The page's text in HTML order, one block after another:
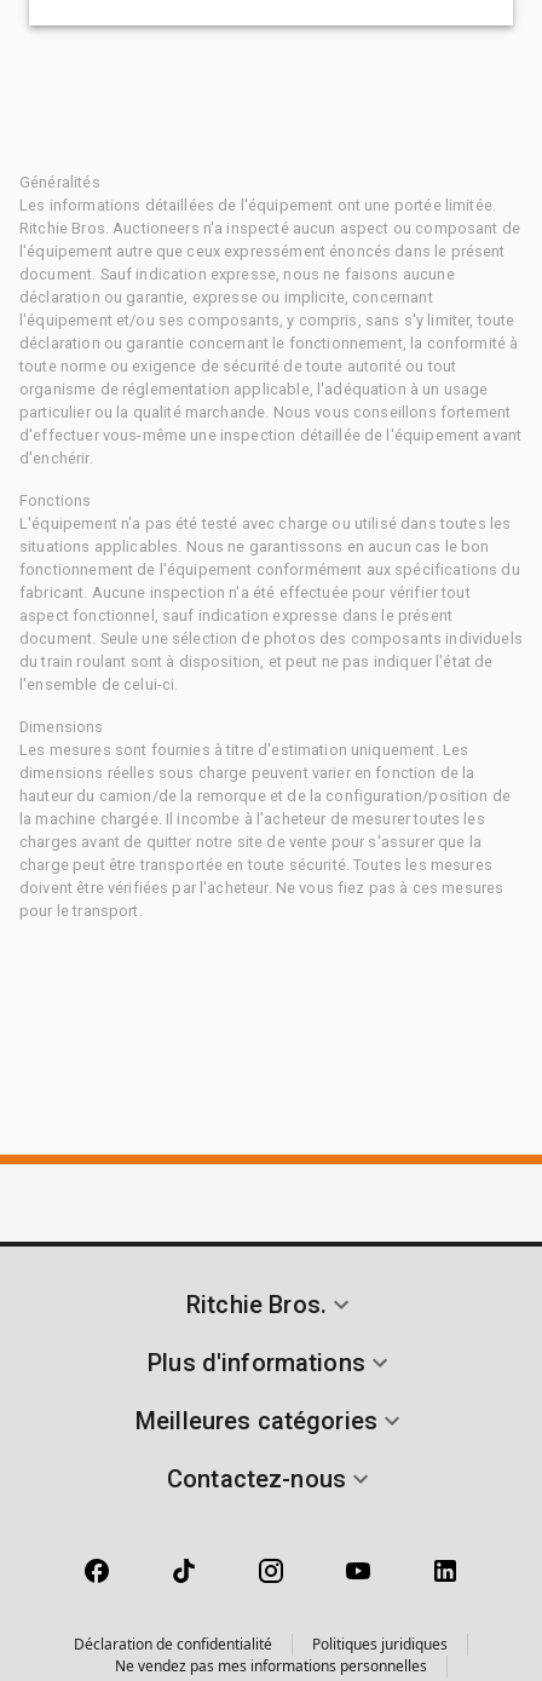
Généralités
Les informations détaillées de l'équipement ont une portée limitée.
Ritchie Bros. Auctioneers n'a inspecté aucun aspect ou composant de
l'équipement autre que ceux expressément énoncés dans le présent
document. Sauf indication expresse, nous ne faisons aucune
déclaration ou garantie, expresse ou implicite, concernant
l'équipement et/ou ses composants, y compris, sans s'y limiter, toute
déclaration ou garantie concernant le fonctionnement, la conformité à
toute norme ou exigence de sécurité de toute autorité ou tout
organisme de réglementation applicable, l'adéquation à un usage
particulier ou la qualité marchande. Nous vous conseillons fortement
d'effectuer vous-même une inspection détaillée de l'équipement avant
d'enchérir.
Fonctions
L'équipement n'a pas été testé avec charge ou utilisé dans toutes les
situations applicables. Nous ne garantissons en aucun cas le bon
fonctionnement de l'équipement conformément aux spécifications du
fabricant. Aucune inspection n'a été effectuée pour vérifier tout
aspect fonctionnel, sauf indication expresse dans le présent
document. Seule une sélection de photos des composants individuels
du train roulant sont à disposition, et peut ne pas indiquer l'état de
l'ensemble de celui-ci.
Dimensions
Les mesures sont fournies à titre d'estimation uniquement. Les
dimensions réelles sous charge peuvent varier en fonction de la
hauteur du camion/de la remorque et de la configuration/position de
la machine chargée. Il incombe à l'acheteur de mesurer toutes les
charges avant de quitter notre site de vente pour s'assurer que la
charge peut être transportée en toute sécurité. Toutes les mesures
doivent être vérifiées par l'acheteur. Ne vous fiez pas à ces mesures
pour le transport.
Ritchie Bros.
Plus d'informations
Meilleures catégories
Contactez-nous
Déclaration de confidentialité
Politiques juridiques
Ne vendez pas mes informations personnelles